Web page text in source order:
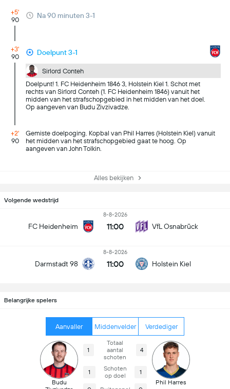
+5'
90
Na 90 minuten 3-1
+3'
90
Doelpunt 3-1
Sirlord Conteh
Doelpunt! 1. FC Heidenheim 1846 3, Holstein Kiel 1. Schot met
rechts van Sirlord Conteh (1. FC Heidenheim 1846) vanuit het
midden van het strafschopgebied in het midden van het doel.
Op aangeven van Budu Zivzivadze.
+2'
90
Gemiste doelpoging. Kopbal van Phil Harres (Holstein Kiel) vanuit
het midden van het strafschopgebied gaat te hoog. Op
aangeven van John Tolkin.
Alles bekijken
Volgende wedstrijd
FC Heidenheim
8-8-2026
11:00 VfL Osnabrück
Darmstadt 98
8-8-2026
11:00 Holstein Kiel
Belangrijke spelers
Aanvaller Middenvelder Verdediger
Budu
1
Totaal
aantal
schoten
4
1
Schoten
op doel
1
Phil Harres